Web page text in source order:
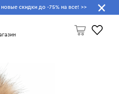
скидки до -75% на все! >>